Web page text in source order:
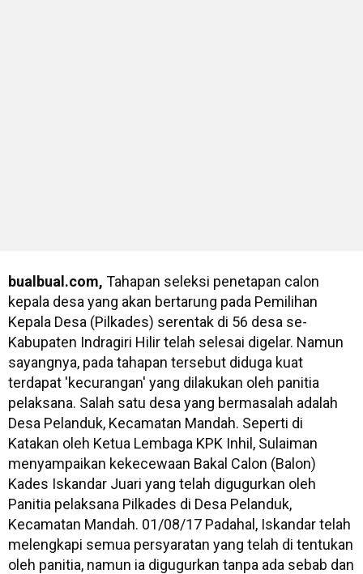
bualbual.com, Tahapan seleksi penetapan calon
kepala desa yang akan bertarung pada Pemilihan
Kepala Desa (Pilkades) serentak di 56 desa se-
Kabupaten Indragiri Hilir telah selesai digelar. Namun
sayangnya, pada tahapan tersebut diduga kuat
terdapat 'kecurangan' yang dilakukan oleh panitia
pelaksana. Salah satu desa yang bermasalah adalah
Desa Pelanduk, Kecamatan Mandah. Seperti di
Katakan oleh Ketua Lembaga KPK Inhil, Sulaiman
menyampaikan kekecewaan Bakal Calon (Balon)
Kades Iskandar Juari yang telah digugurkan oleh
Panitia pelaksana Pilkades di Desa Pelanduk,
Kecamatan Mandah. 01/08/17 Padahal, Iskandar telah
melengkapi semua persyaratan yang telah di tentukan
oleh panitia, namun ia digugurkan tanpa ada sebab dan